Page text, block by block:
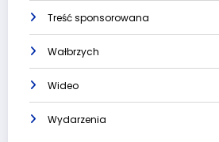
Treść sponsorowana
Wałbrzych
Wideo
Wydarzenia